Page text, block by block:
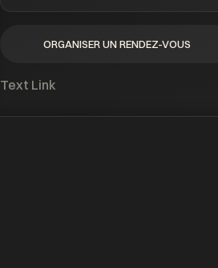
ORGANISER UN RENDEZ-VOUS
Text Link